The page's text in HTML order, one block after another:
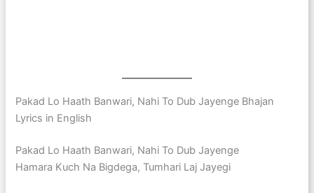
Pakad Lo Haath Banwari, Nahi To Dub Jayenge Bhajan
Lyrics in English
Pakad Lo Haath Banwari, Nahi To Dub Jayenge
Hamara Kuch Na Bigdega, Tumhari Laj Jayegi